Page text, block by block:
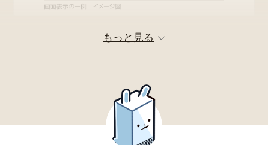
不在時の設定や「節約サポート機能」など、センサ
お風呂の栓を抜くだけで配管自動洗浄！
もっと見る